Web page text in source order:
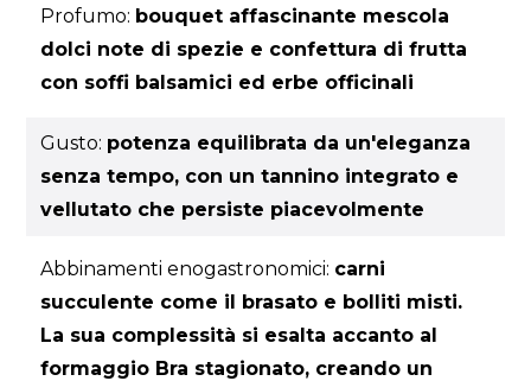
Profumo: bouquet affascinante mescola
dolci note di spezie e confettura di frutta
con soffi balsamici ed erbe officinali
Gusto: potenza equilibrata da un'eleganza
senza tempo, con un tannino integrato e
vellutato che persiste piacevolmente
Abbinamenti enogastronomici: carni
succulente come il brasato e bolliti misti.
La sua complessità si esalta accanto al
formaggio Bra stagionato, creando un